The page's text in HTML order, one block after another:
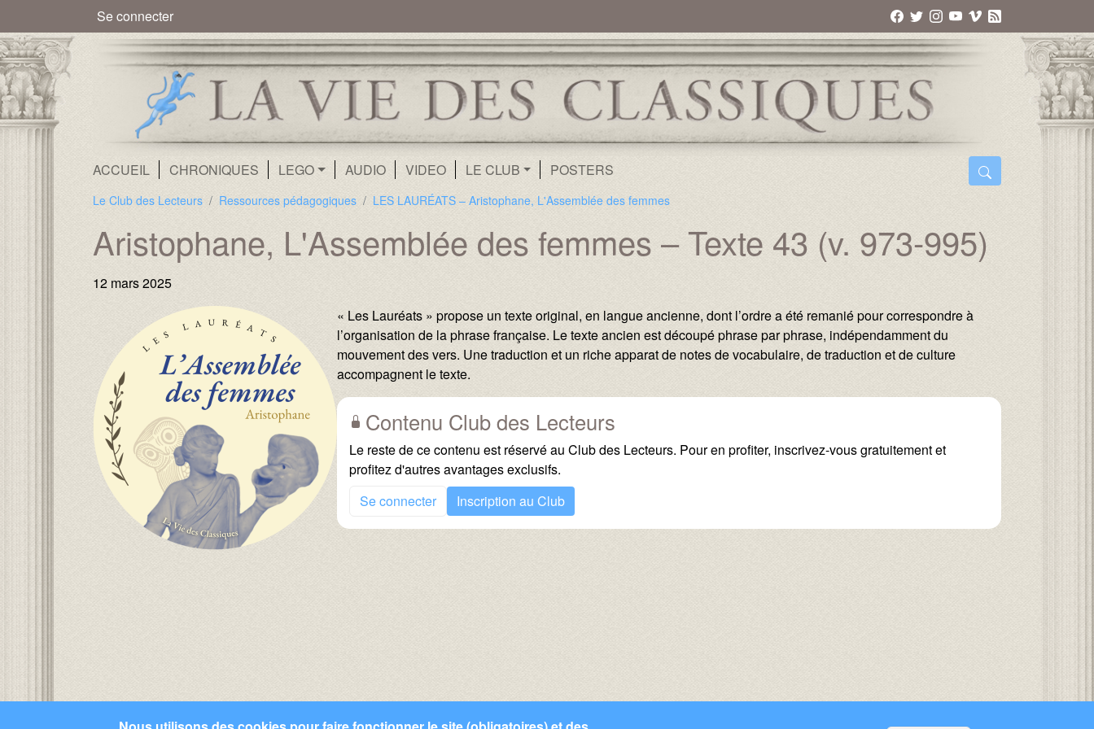
Menu du compte de l'utilisateur
Se connecter
Navigation principale
ACCUEIL CHRONIQUES LEGO AUDIO VIDEO LE CLUB POSTERS
Le Club des Lecteurs Ressources pédagogiques LES LAURÉATS – Aristophane, L'Assemblée des femmes
Aristophane, L'Assemblée des femmes – Texte 43 (v. 973-995)
12 mars 2025
« Les Lauréats » propose un texte original, en langue ancienne, dont l’ordre a été remanié pour correspondre à
l’organisation de la phrase française. Le texte ancien est découpé phrase par phrase, indépendamment du
mouvement des vers. Une traduction et un riche apparat de notes de vocabulaire, de traduction et de culture
accompagnent le texte.
Contenu Club des Lecteurs
Le reste de ce contenu est réservé au Club des Lecteurs. Pour en profiter, inscrivez-vous gratuitement et
profitez d'autres avantages exclusifs.
Se connecter
Inscription au Club